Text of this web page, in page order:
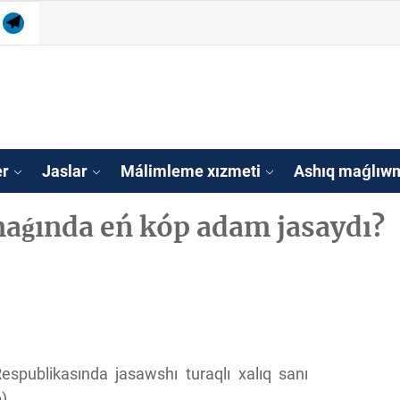
Telegram
agentligi
Jaslar Málimleme xızmeti Ashıq
eń kóp adam jasaydı?
jasawshı turaqlı xalıq sanı